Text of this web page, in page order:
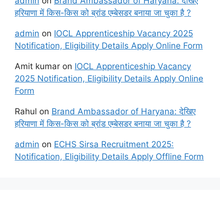
हरियाणा में किस-किस को ब्रांड एम्बेसडर बनाया जा चुका है ?
admin on IOCL Apprenticeship Vacancy 2025
Notification, Eligibility Details Apply Online Form
Amit kumar on IOCL Apprenticeship Vacancy
2025 Notification, Eligibility Details Apply Online
Form
Rahul on Brand Ambassador of Haryana: देखिए
हरियाणा में किस-किस को ब्रांड एम्बेसडर बनाया जा चुका है ?
admin on ECHS Sirsa Recruitment 2025:
Notification, Eligibility Details Apply Offline Form